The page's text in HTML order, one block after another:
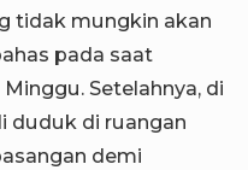
tidak mungkin akan
pada saat
Setelahnya, di
duduk di ruangan
demi